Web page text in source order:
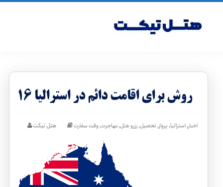
۱۶ روش برای اقامت دائم در استرالیا
هتل تیکت اخبار,استرالیا, پرواز,تحصیل,رزرو هتل,مهاجرت, وقت سفارت